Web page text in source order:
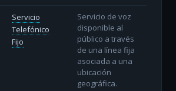
Servicio
Telefónico
Fijo
Servicio de voz
disponible al
público a través
de una línea fija
asociada a una
ubicación
geográfica.